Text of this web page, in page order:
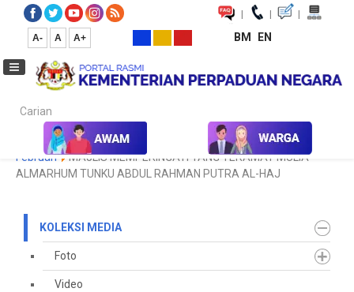
| | |
A- A A+ BM EN
Carian...
Laman Utama Media Koleksi Media Teks Ucapan
2025
Februari
MAJLIS MEMPERINGATI YANG TERAMAT MULIA
ALMARHUM TUNKU ABDUL RAHMAN PUTRA AL-HAJ
KOLEKSI MEDIA
Foto
Video